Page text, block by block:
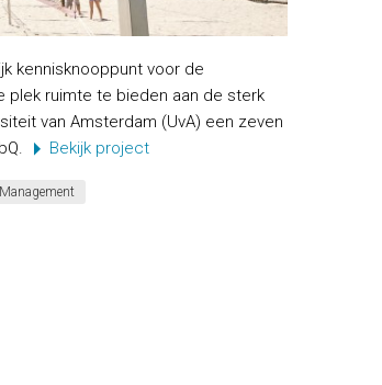
kennisknooppunt voor de
plek ruimte te bieden aan de sterk
van Amsterdam (UvA) een zeven
Bekijk project